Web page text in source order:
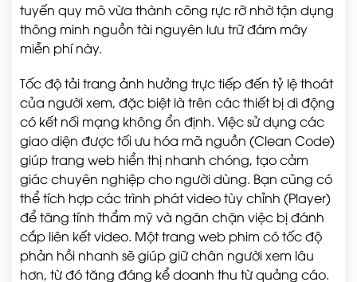
tuyến quy mô vừa thành công rực rỡ nhờ tận dụng
thông minh nguồn tài nguyên lưu trữ đám mây
miễn phí này.
Tốc độ tải trang ảnh hưởng trực tiếp đến tỷ lệ thoát
của người xem, đặc biệt là trên các thiết bị di động
có kết nối mạng không ổn định. Việc sử dụng các
giao diện được tối ưu hóa mã nguồn (Clean Code)
giúp trang web hiển thị nhanh chóng, tạo cảm
giác chuyên nghiệp cho người dùng. Bạn cũng có
thể tích hợp các trình phát video tùy chỉnh (Player)
để tăng tính thẩm mỹ và ngăn chặn việc bị đánh
cắp liên kết video. Một trang web phim có tốc độ
phản hồi nhanh sẽ giúp giữ chân người xem lâu
hơn, từ đó tăng đáng kể doanh thu từ quảng cáo.